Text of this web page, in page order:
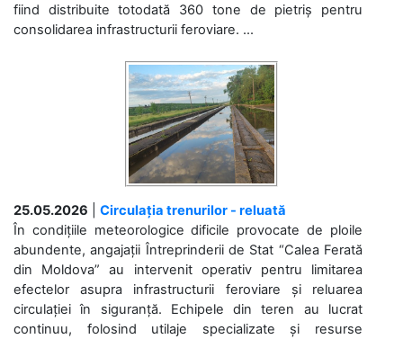
fiind distribuite totodată 360 tone de pietriș pentru
consolidarea infrastructurii feroviare. ...
25.05.2026
Circulația trenurilor - reluată
În condițiile meteorologice dificile provocate de ploile
abundente, angajații Întreprinderii de Stat “Calea Ferată
din Moldova” au intervenit operativ pentru limitarea
efectelor asupra infrastructurii feroviare și reluarea
circulației în siguranță. Echipele din teren au lucrat
continuu, folosind utilaje specializate și resurse